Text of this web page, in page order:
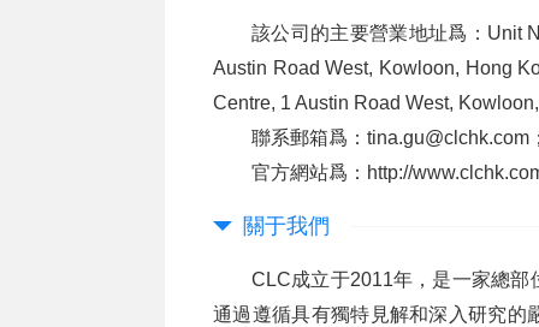
該公司的主要營業地址爲：Unit
Austin Road West, Kowloon, Hong
Centre, 1 Austin Road West,
聯系郵箱爲：tina.gu@clchk.com
官方網站爲：http://
關于我們
CLC成立于2011年，是一家總
通過遵循具有獨特見解和深入研究的